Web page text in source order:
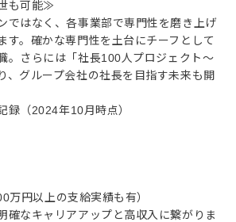
も可能≫
ではなく、各事業部で専門性を磨き上げ
す。確かな専門性を土台にチーフとして
。さらには「社長100人プロジェクト～
、グループ会社の社長を目指す未来も開
録（2024年10月時点）
万円以上の支給実績も有）
確なキャリアアップと高収入に繋がりま